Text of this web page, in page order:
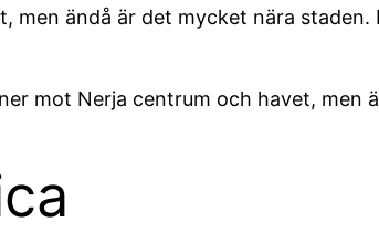
ändå är det mycket nära
mot Nerja centrum och havet, men